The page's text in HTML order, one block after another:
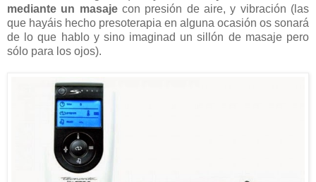
mediante un masaje con presión de aire, y vibración (las
que hayáis hecho presoterapia en alguna ocasión os sonará
de lo que hablo y sino imaginad un sillón de masaje pero
sólo para los ojos).